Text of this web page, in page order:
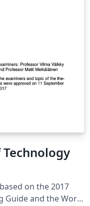
on the 2017
Guide and the Word